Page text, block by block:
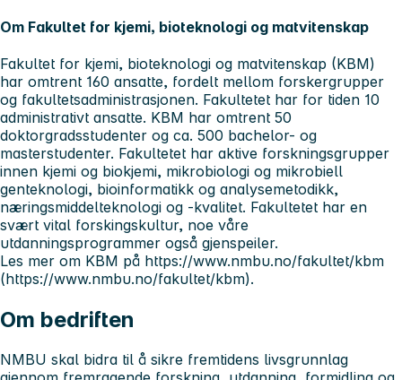
Om Fakultet for kjemi, bioteknologi og matvitenskap
Fakultet for kjemi, bioteknologi og matvitenskap (KBM)
har omtrent 160 ansatte, fordelt mellom forskergrupper
og fakultetsadministrasjonen. Fakultetet har for tiden 10
administrativt ansatte. KBM har omtrent 50
doktorgradsstudenter og ca. 500 bachelor- og
masterstudenter. Fakultetet har aktive forskningsgrupper
innen kjemi og biokjemi, mikrobiologi og mikrobiell
genteknologi, bioinformatikk og analysemetodikk,
næringsmiddelteknologi og -kvalitet. Fakultetet har en
svært vital forskingskultur, noe våre
utdanningsprogrammer også gjenspeiler.
Les mer om KBM på https://www.nmbu.no/fakultet/kbm
(https://www.nmbu.no/fakultet/kbm).
Om bedriften
NMBU skal bidra til å sikre fremtidens livsgrunnlag